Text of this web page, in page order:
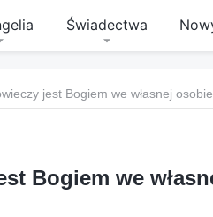
Świadectwa
jest Bogiem we własnej osobie
Bogiem we